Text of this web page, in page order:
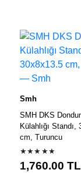
Ürün
Smh
SMH DKS
Külahlığı Standı,
cm, Turuncu
★★★★★
1,760.00 TL